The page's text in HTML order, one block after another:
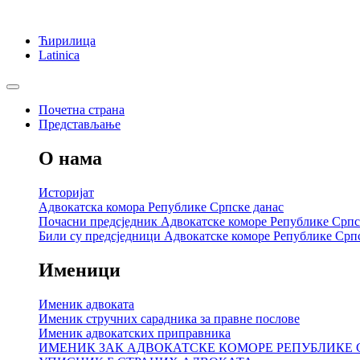
Ћирилица
Latinica
Почетна страна
Представљање
О нама
Историјат
Адвокатска комора Републике Српске данас
Почасни предсједник Адвокатске коморе Републике
Били су предсједници Адвокатске коморе Републике
Именици
Именик адвоката
Именик стручних сарадника за правне послове
Именик адвокатских приправника
ИМЕНИК ЗАК АДВОКАТСКЕ КОМОРЕ РЕПУБЛИКЕ